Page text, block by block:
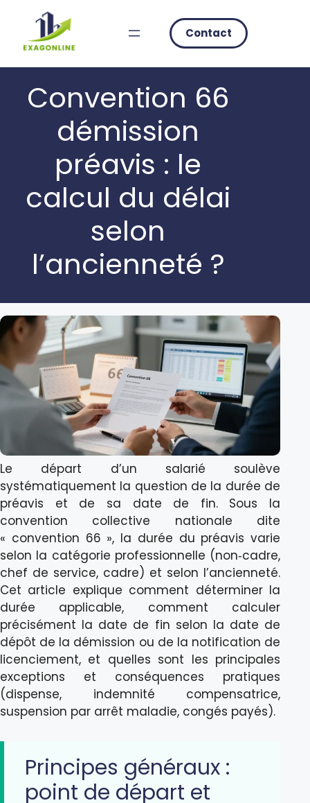
content
Contact
Convention 66
démission
préavis : le
calcul du délai
selon
l’ancienneté ?
Le départ d’un salarié soulève
systématiquement la question de la durée de
préavis et de sa date de fin. Sous la
convention collective nationale dite
« convention 66 », la durée du préavis varie
selon la catégorie professionnelle (non‑cadre,
chef de service, cadre) et selon l’ancienneté.
Cet article explique comment déterminer la
durée applicable, comment calculer
précisément la date de fin selon la date de
dépôt de la démission ou de la notification de
licenciement, et quelles sont les principales
exceptions et conséquences pratiques
(dispense, indemnité compensatrice,
suspension par arrêt maladie, congés payés).
Principes généraux :
point de départ et